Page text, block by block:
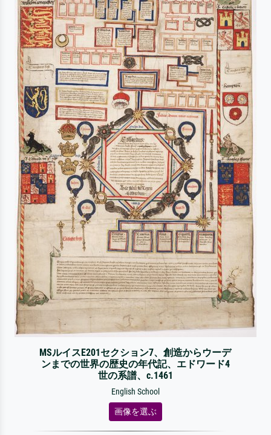
MSルイスE201セクション7、創造からウーデ
ンまでの世界の歴史の年代記、エドワード4
世の系譜、c.1461
English School
画像を選ぶ